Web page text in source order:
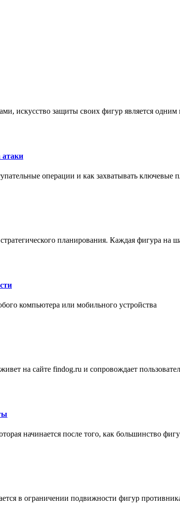
искусство защиты своих фигур является
атаки
операции и как захватывать ключевые
планирования. Каждая фигура
компьютера или мобильного устройства
на сайте findog.ru и сопровождает
начинается после того, как большинство
в ограничении подвижности фигур